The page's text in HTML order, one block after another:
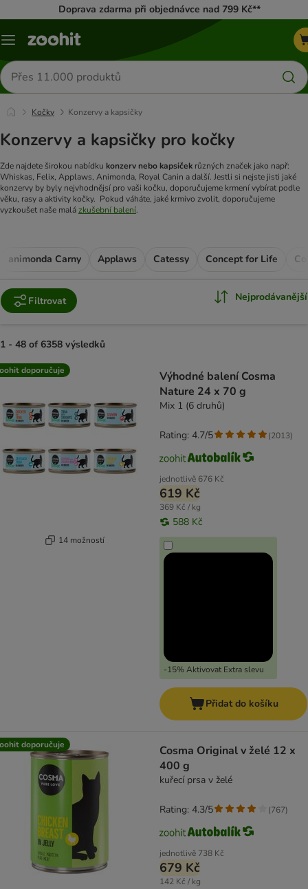
Doprava zdarma při objednávce nad 799 Kč**
Menu
Hledat
produkty
Kočky Konzervy a kapsičky
Konzervy a kapsičky pro kočky
Zde najdete širokou nabídku konzerv nebo kapsiček různých značek jako např:
Whiskas, Felix, Applaws, Animonda, Royal Canin a další. Jestli si nejste jisti jaké
konzervy by byly nejvhodnějsí pro vaši kočku, doporučujeme krmení vybírat podle
věku, rasy a aktivity kočky. Pokud váháte, jaké krmivo zvolit, doporučujeme
vyzkoušet naše malázkušební balení.
animonda Carny Applaws Catessy Concept for Life
Filtrovat Nejprodávanější
1 - 48 of 6358 výsledků
product items have been changed
doporučuje
14 možností
Výhodné balení Cosma
Nature 24 x 70 g
Mix 1 (6 druhů)
jednotlivě 676 Kč
619 Kč
369 Kč / kg
588 Kč
-15% Aktivovat Extra slevu
Rating: 4.7/5 (2013)
Přidat do košíku
doporučuje
Cosma Original v želé 12 x
400 g
kuřecí prsa v želé
jednotlivě 738 Kč
679 Kč
142 Kč / kg
Rating: 4.3/5 (767)